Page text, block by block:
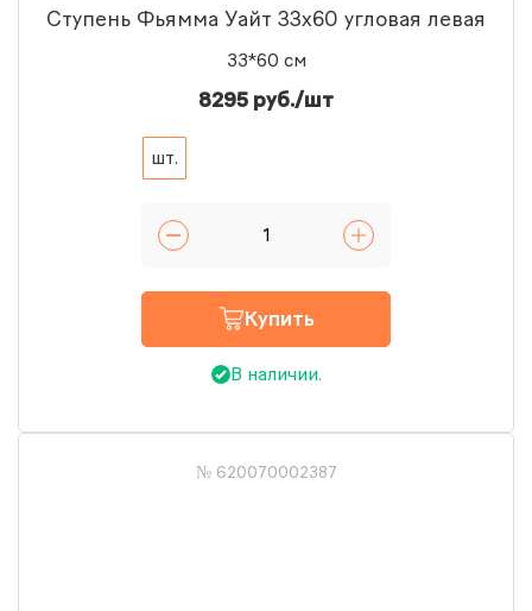
Ступень Фьямма Уайт 33x60 угловая левая
33*60 см
8295 руб./шт
шт.
Купить
В наличии.
№ 620070002387